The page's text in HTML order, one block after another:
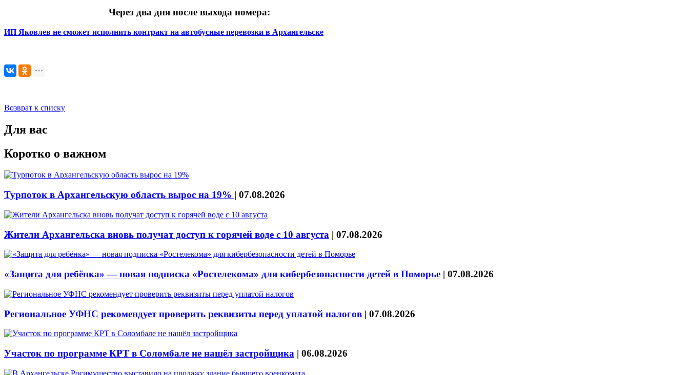
Через два дня после выхода номера:
ИП Яковлев не сможет исполнить контракт на автобусные перевозки в Архангельске
Возврат к списку
Для вас
Коротко о важном
Турпоток в Архангельскую область вырос на 19% | 07.08.2026
Жители Архангельска вновь получат доступ к горячей воде с 10 августа | 07.08.2026
«Защита для ребёнка» — новая подписка «Ростелекома» для кибербезопасности детей в Поморье | 07.08.2026
Региональное УФНС рекомендует проверить реквизиты перед уплатой налогов | 07.08.2026
Участок по программе КРТ в Соломбале не нашёл застройщика | 06.08.2026